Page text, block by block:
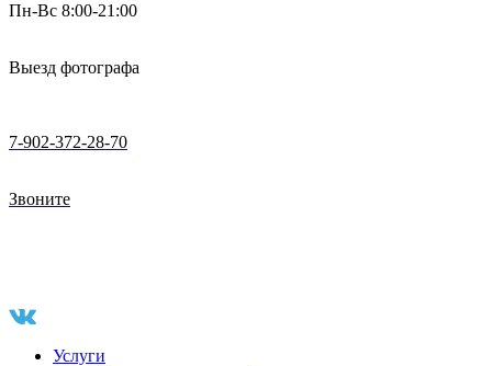
Пн-Вс 8:00-21:00
Выезд фотографа
7-902-372-28-70
Звоните
Услуги